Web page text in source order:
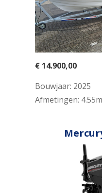
€ 14.900,00
Bouwjaar: 2025
Afmetingen: